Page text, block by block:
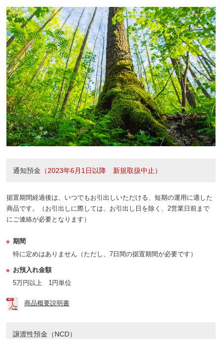
通知預金 （2023年6月1日以降 新規取扱中止）
据置期間経過後は、いつでもお引出しいただける、短期の運用に適した
商品です。（お引出しに際しては、お引出し日を除く、2営業日前まで
にご連絡が必要となります）
期間
特に定めはありません（ただし、7日間の据置期間が必要です）
お預入れ金額
5万円以上 1円単位
商品概要説明書
譲渡性預金（NCD）